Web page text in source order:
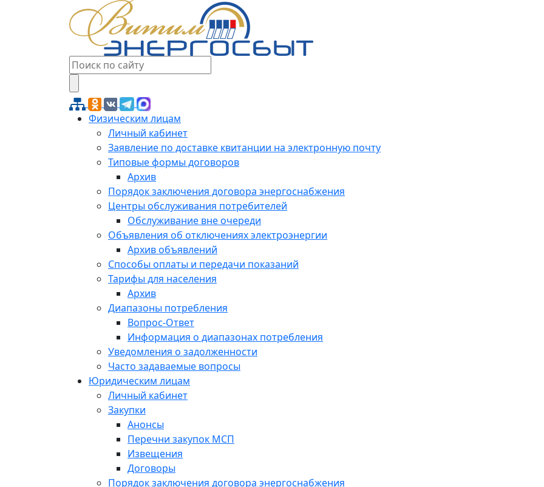
Физическим лицам
Личный кабинет
Заявление по доставке квитанции на электронную почту
Типовые формы договоров
Архив
Порядок заключения договора энергоснабжения
Центры обслуживания потребителей
Обслуживание вне очереди
Объявления об отключениях электроэнергии
Архив объявлений
Способы оплаты и передачи показаний
Тарифы для населения
Архив
Диапазоны потребления
Вопрос-Ответ
Информация о диапазонах потребления
Уведомления о задолженности
Часто задаваемые вопросы
Юридическим лицам
Личный кабинет
Закупки
Анонсы
Перечни закупок МСП
Извещения
Договоры
Порядок заключения договора энергоснабжения